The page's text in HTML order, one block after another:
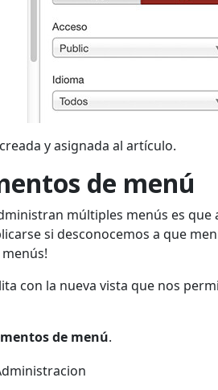
y asignada al artículo.
de menú
múltiples menús es que
si desconocemos a que
con la nueva vista que nos
de menú.